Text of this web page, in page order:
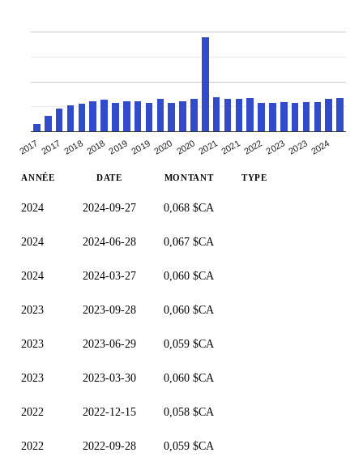
2017 2017 201820182019 2019 2020 2020 202120212022202320232024
ANNÉE DATE MONTANT TYPE
2024 2024-09-27 0,068 $CA
2024 2024-06-28 0,067 $CA
2024 2024-03-27 0,060 $CA
2023 2023-09-28 0,060 $CA
2023 2023-06-29 0,059 $CA
2023 2023-03-30 0,060 $CA
2022 2022-12-15 0,058 $CA
2022 2022-09-28 0,059 $CA